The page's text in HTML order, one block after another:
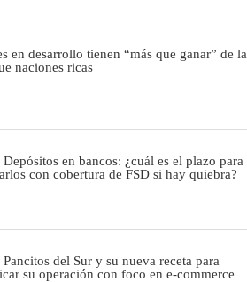
en desarrollo tienen “más que ganar” de la
naciones ricas
Depósitos en bancos: ¿cuál es el plazo para
con cobertura de FSD si hay quiebra?
Pancitos del Sur y su nueva receta para
su operación con foco en e-commerce